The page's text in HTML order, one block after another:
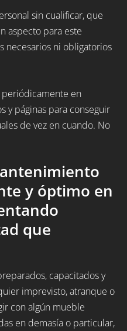
sin cualificar, que
aspecto para este
necesarios ni obligatorios
periódicamente en
y páginas para conseguir
de vez en cuando. No
y óptimo en
que
capacitados y
imprevisto, atranque o
con algún mueble
en demasía o particular,